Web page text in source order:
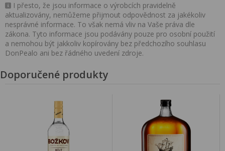
I přesto, že jsou informace o výrobcích pravidelně
aktualizovány, nemůžeme přijmout odpovědnost za jakékoliv
nesprávné informace. To však nemá vliv na Vaše práva dle
zákona. Tyto informace jsou podávány pouze pro osobní použití
a nemohou být jakkoliv kopírovány bez předchozího souhlasu
DonPealo ani bez řádného uvedení zdroje.
Doporučené produkty